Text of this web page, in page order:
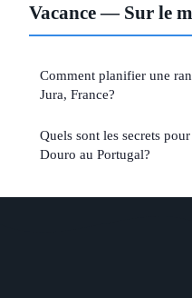
Vacance — Sur le
Comment planifier une
Jura, France?
Quels sont les secrets
Douro au Portugal?